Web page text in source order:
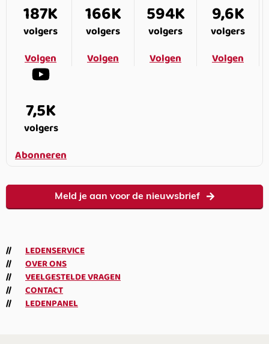
187K
volgers
Volgen
166K
volgers
Volgen
594K
volgers
Volgen
9,6K
volgers
Volgen
7,5K
volgers
Abonneren
Meld je aan voor de nieuwsbrief
LEDENSERVICE
OVER ONS
VEELGESTELDE VRAGEN
CONTACT
LEDENPANEL